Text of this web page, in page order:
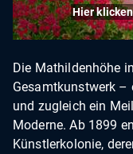
Hier
Die Mathildenhöhe
Gesamtkunstwerk –
und zugleich ein
Moderne. Ab 1899
Künstlerkolonie,